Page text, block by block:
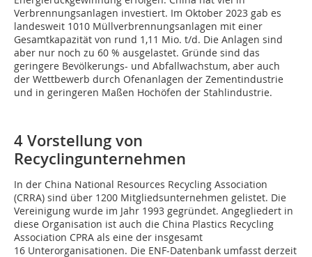
Verbrennungsanlagen investiert. Im Oktober 2023 gab es
landesweit 1010 Müllverbrennungsanlagen mit einer
Gesamtkapazität von rund 1,11 Mio. t/d. Die Anlagen sind
aber nur noch zu 60 % ausgelastet. Gründe sind das
geringere Bevölkerungs- und Abfallwachstum, aber auch
der Wettbewerb durch Ofenanlagen der Zementindustrie
und in geringeren Maßen Hochöfen der Stahlindustrie.
4 Vorstellung von
Recyclingunternehmen
In der China National Resources Recycling Association
(CRRA) sind über 1200 Mitgliedsunternehmen gelistet. Die
Vereinigung wurde im Jahr 1993 gegründet. Angegliedert in
diese Organisation ist auch die China Plastics Recycling
Association CPRA als eine der insgesamt
16 Unterorganisationen. Die ENF-Datenbank umfasst derzeit